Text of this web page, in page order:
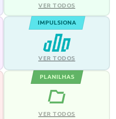
VER TODOS
IMPULSIONA
VER TODOS
PLANILHAS
VER TODOS